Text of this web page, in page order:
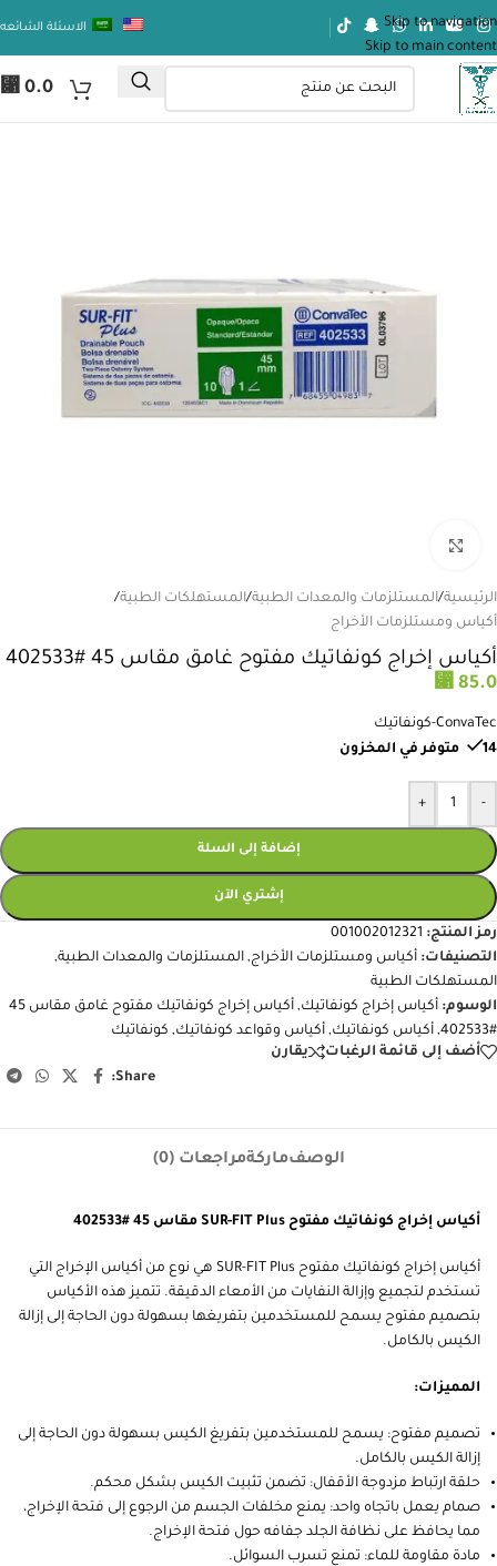
Skip to navigation
Skip to main content
الاسئلة الشائعه
⃁ 0.0
الرئيسية/المستلزمات والمعدات الطبية/المستهلكات الطبية/
أكياس ومستلزمات الأخراج
أكياس إخراج كونفاتيك مفتوح غامق مقاس 45 #402533
⃁ 85.0
ConvaTec-كونفاتيك
14 متوفر في المخزون
-
+
إضافة إلى السلة
إشتري الآن
رمز المنتج: 001002012321
التصنيفات: أكياس ومستلزمات الأخراج, المستلزمات والمعدات الطبية,
المستهلكات الطبية
الوسوم: أكياس إخراج كونفاتيك,
أكياس إخراج كونفاتيك مفتوح غامق مقاس 45
#402533
, أكياس كونفاتيك, أكياس وقواعد كونفاتيك, كونفاتيك
أضف إلى قائمة الرغبات
يقارن
Share:
الوصفماركةمراجعات (0)
أكياس إخراج كونفاتيك مفتوح SUR-FIT Plus مقاس 45 #402533
أكياس إخراج كونفاتيك مفتوح SUR-FIT Plus هي نوع من أكياس الإخراج التي
تستخدم لتجميع وإزالة النفايات من الأمعاء الدقيقة. تتميز هذه الأكياس
بتصميم مفتوح يسمح للمستخدمين بتفريغها بسهولة دون الحاجة إلى إزالة
الكيس بالكامل.
المميزات:
تصميم مفتوح: يسمح للمستخدمين بتفريغ الكيس بسهولة دون الحاجة إلى
إزالة الكيس بالكامل.
حلقة ارتباط مزدوجة الأقفال: تضمن تثبيت الكيس بشكل محكم.
صمام يعمل باتجاه واحد: يمنع مخلفات الجسم من الرجوع إلى فتحة الإخراج،
مما يحافظ على نظافة الجلد جفافه حول فتحة الإخراج.
مادة مقاومة للماء: تمنع تسرب السوائل.